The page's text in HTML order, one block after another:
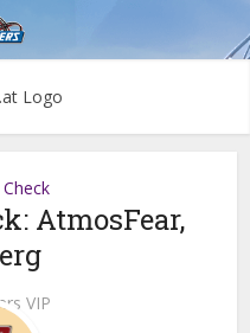
AtmosFear,
VIP